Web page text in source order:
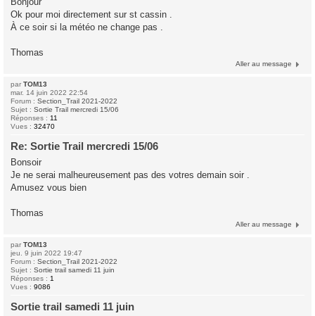
Ok pour moi directement sur st cassin .
À ce soir si la météo ne change pas .
Thomas
Aller au message
par TOM13
mar. 14 juin 2022 22:54
Forum : Section_Trail 2021-2022
Sujet : Sortie Trail mercredi 15/06
Réponses : 11
Vues : 32470
Re: Sortie Trail mercredi 15/06
Bonsoir
Je ne serai malheureusement pas des votres demain soir .
Amusez vous bien
Thomas
Aller au message
par TOM13
jeu. 9 juin 2022 19:47
Forum : Section_Trail 2021-2022
Sujet : Sortie trail samedi 11 juin
Réponses : 1
Vues : 9086
Sortie trail samedi 11 juin